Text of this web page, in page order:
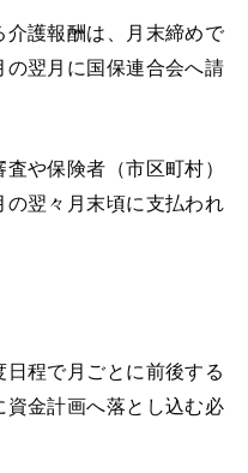
護報酬は、月末締めで
翌月に国保連合会へ請
や保険者（市区町村）
翌々月末頃に支払われ
程で月ごとに前後する
金計画へ落とし込む必